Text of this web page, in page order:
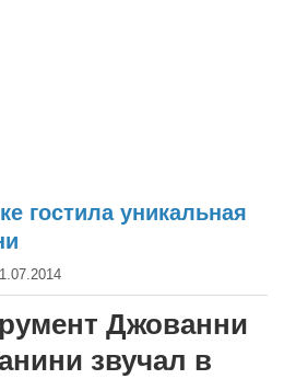
гостила уникальная
Джованни
звучал в